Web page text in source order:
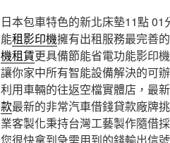
日本包車特色的新北床墊11點 01
能租影印機擁有出租服務最完善
機租賃更具備節能省電功能影印
讓你家中所有智能設備解決的可
利用車輛的往返空檔實體店，最
款最新的非常汽車借錢貸款廠牌
業客製化秉持台灣工藝製作隨借